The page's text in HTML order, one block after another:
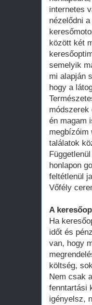
internetes
nézelődni
között két
semelyik
mi alapján
hogy a
módszerek
én magam
megbízóim
találatok
honlapon
feltétlenül
Vőfély
A
Ha
időt és
van, hogy
költség,
Nem csak
fenntartási
igényelsz,